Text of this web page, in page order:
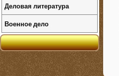
Деловая литература
Военное дело